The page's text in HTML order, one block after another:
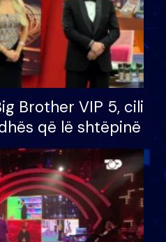
Brother VIP 5, cili
që lë shtëpinë